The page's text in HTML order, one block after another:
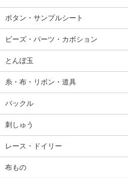
ボタン・サンプルシート
ビーズ・パーツ・カボション
とんぼ玉
糸・布・リボン・道具
バックル
刺しゅう
レース・ドイリー
布もの